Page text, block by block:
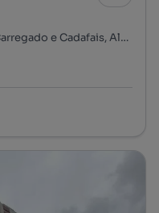
Praceta João Alvares Fagundes, Carregado e Cadafais, Alenquer, Lisboa